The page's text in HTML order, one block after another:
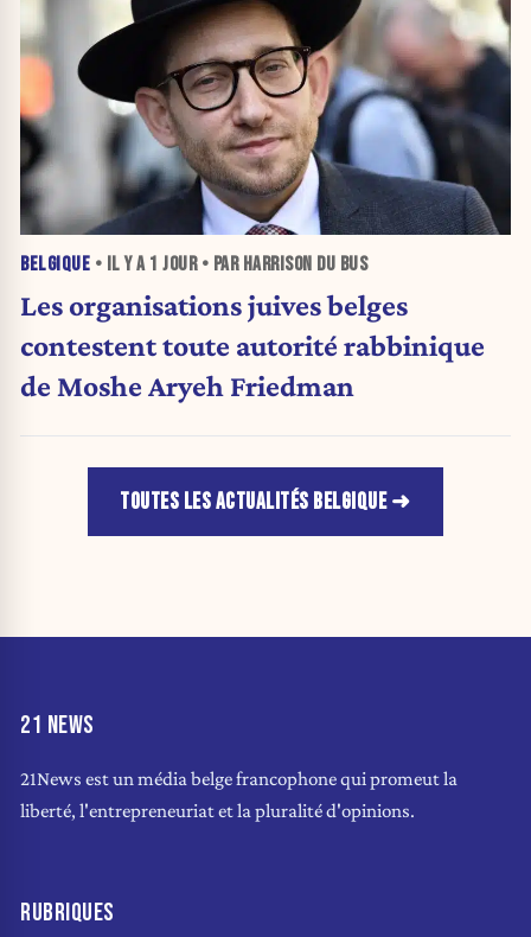
BELGIQUE • IL Y A 1 JOUR• PAR HARRISON DU BUS
Les organisations juives belges
contestent toute autorité rabbinique
de Moshe Aryeh Friedman
TOUTES LES ACTUALITÉS BELGIQUE
21 NEWS
21News est un média belge francophone qui promeut la
liberté, l'entrepreneuriat et la pluralité d'opinions.
RUBRIQUES